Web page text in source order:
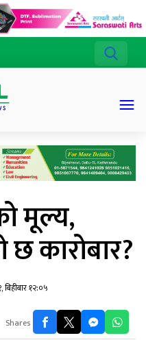
मूल्य,
कारोबार?
बिहीबार १२:०५
Shares